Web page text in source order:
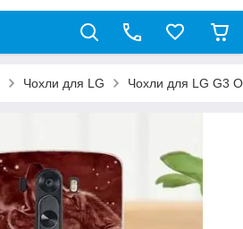
Чохли для LG Чохли для LG G3